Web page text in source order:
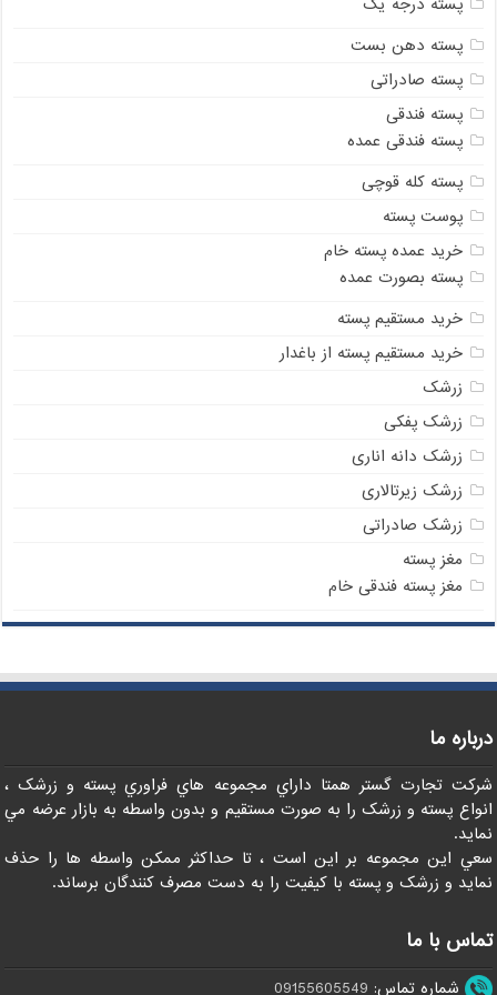
پسته دهن بست
پسته صادراتی
پسته فندقی
پسته فندقی عمده
پسته کله قوچی
پوست پسته
خرید عمده پسته خام
پسته بصورت عمده
خرید مستقیم پسته
خرید مستقیم پسته از باغدار
زرشک
زرشک پفکی
زرشک دانه اناری
زرشک زیرتالاری
زرشک صادراتی
مغز پسته
مغز پسته فندقی خام
درباره ما
شرکت تجارت گستر همتا داراي مجموعه هاي فراوري پسته و زرشک ،
انواع پسته و زرشک را به صورت مستقيم و بدون واسطه به بازار عرضه مي
نمايد.
سعي اين مجموعه بر اين است ، تا حداکثر ممکن واسطه ها را حذف
نمايد و زرشک و پسته با کيفيت را به دست مصرف کنندگان برساند.
تماس با ما
شماره تماس: 09155605549